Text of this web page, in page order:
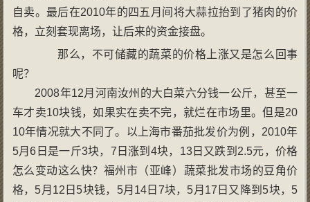
自卖。最后在2010年的四五月间将大蒜拉抬到了猪肉的价
格，立刻套现离场，让后来的资金接盘。
那么，不可储藏的蔬菜的价格上涨又是怎么回事
呢？
2008年12月河南汝州的大白菜六分钱一公斤，甚至一
车才卖10块钱，如果实在卖不完，就烂在市场里。但是20
10年情况就大不同了。以上海市番茄批发价为例，2010年
5月6日是一斤3块，7日涨到4块，13日又跌到2.5元，价格
怎么变动这么快？福州市（亚峰）蔬菜批发市场的豆角价
格，5月12日5块钱，5月14日7块，5月17日又降到5块，5